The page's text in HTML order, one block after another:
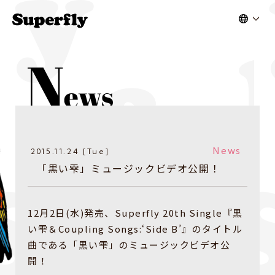
2015.11.24 [Tue] News
「黒い雫」ミュージックビデオ公開！
12月2日(水)発売、Superfly 20th Single『黒
い雫＆Coupling Songs:‘Side B’』のタイトル
曲である「黒い雫」のミュージックビデオ公
開！